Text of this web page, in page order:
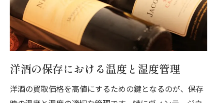
洋酒の保存における温度と湿度管理
洋酒の買取価格を高値にするための鍵となるのが、保存